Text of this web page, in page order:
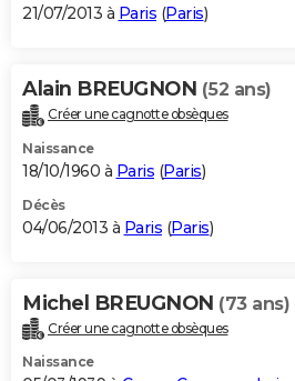
21/07/2013 à Paris (Paris)
Alain BREUGNON (52 ans)
Créer une cagnotte obsèques
Naissance
18/10/1960 à Paris (Paris)
Décès
04/06/2013 à Paris (Paris)
Michel BREUGNON (73 ans)
Créer une cagnotte obsèques
Naissance